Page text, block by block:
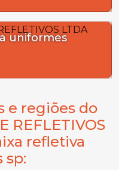
uniformes
e regiões do
REFLETIVOS
refletiva
sp: